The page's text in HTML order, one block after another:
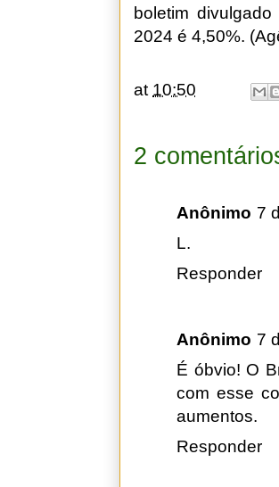
boletim
2024 é 4,50%.
at 10:50
2
Anônimo 7
L.
Responder
Anônimo 7
É óbvio! O
com esse
aumentos.
Responder